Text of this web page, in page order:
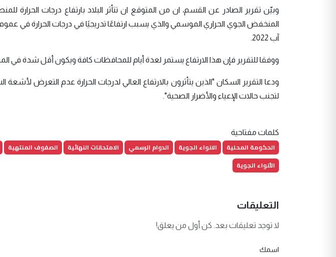
وبيّن تقرير الصادر عن القسم، ان من المتوقع ان تتأثر البلاد بارتفاع درجات الحرارة
آب 2022.
ووفقا للتقرير فإن هذا الارتفاع يستمر لعدة أيام للمحافظات كافة ويكون أقل شدة في
ودعا التقرير السكان "الذين يتأثرون بالارتفاع العالي لدرجات الحرارة عدم التعرض
لتجنب حالات الإعياء والأضرار الصحية".
كلمات مفتاحية
الحكومة المحلية الانواء الجوية الدوام الرسمي الامتحانات النهائية الصفوف المنتهية
الأنواء الجوية
التعليقات
لا توجد تعليقات بعد. كن أول من يعلق!
اسمك